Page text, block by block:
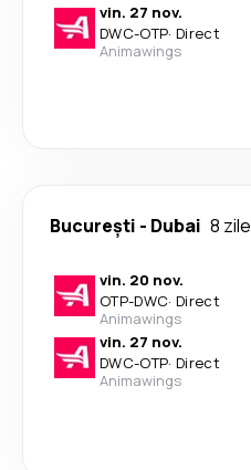
vin. 27 nov.
DWC-OTP· Direct
Animawings
București - Dubai 8 zile
vin. 20 nov.
OTP-DWC· Direct
Animawings
vin. 27 nov.
DWC-OTP· Direct
Animawings